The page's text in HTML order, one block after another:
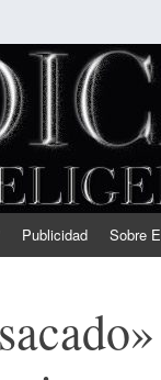
Publicidad Sobre